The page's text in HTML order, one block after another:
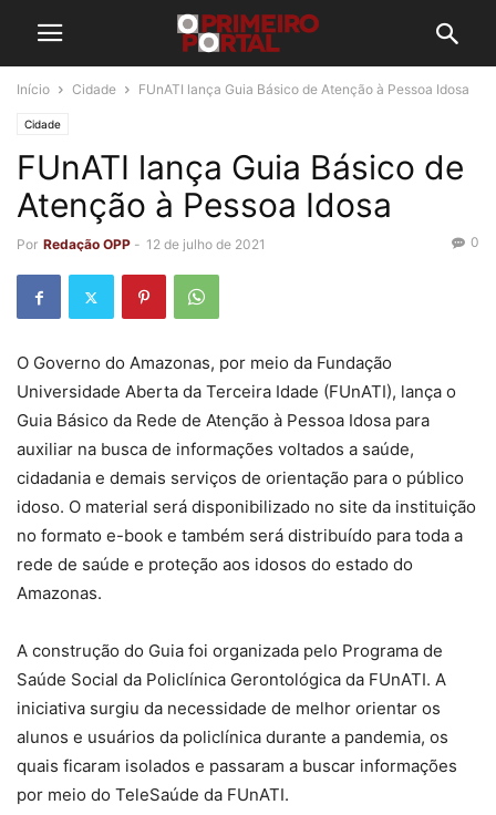
Início Cidade FUnATI lança Guia Básico de Atenção à Pessoa Idosa
Cidade
FUnATI lança Guia Básico de
Atenção à Pessoa Idosa
Por Redação OPP - 12 de julho de 2021 0
O Governo do Amazonas, por meio da Fundação
Universidade Aberta da Terceira Idade (FUnATI), lança o
Guia Básico da Rede de Atenção à Pessoa Idosa para
auxiliar na busca de informações voltados a saúde,
cidadania e demais serviços de orientação para o público
idoso. O material será disponibilizado no site da instituição
no formato e-book e também será distribuído para toda a
rede de saúde e proteção aos idosos do estado do
Amazonas.
A construção do Guia foi organizada pelo Programa de
Saúde Social da Policlínica Gerontológica da FUnATI. A
iniciativa surgiu da necessidade de melhor orientar os
alunos e usuários da policlínica durante a pandemia, os
quais ficaram isolados e passaram a buscar informações
por meio do TeleSaúde da FUnATI.